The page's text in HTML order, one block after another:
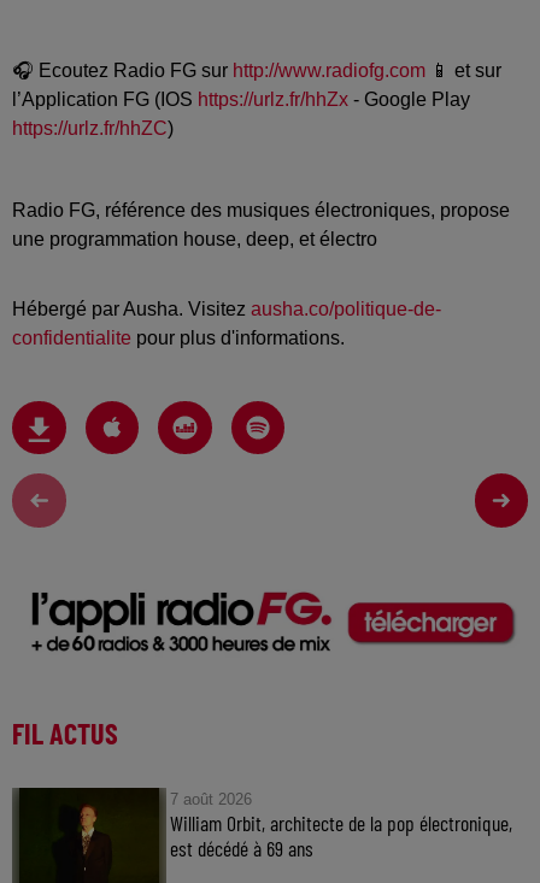
🎧 Ecoutez Radio FG sur http://www.radiofg.com 📱 et sur
l’Application FG (IOS https://urlz.fr/hhZx - Google Play
https://urlz.fr/hhZC)
Radio FG, référence des musiques électroniques, propose
une programmation house, deep, et électro
Hébergé par Ausha. Visitez ausha.co/politique-de-
confidentialite pour plus d'informations.
FIL ACTUS
7 août 2026
William Orbit, architecte de la pop électronique,
est décédé à 69 ans